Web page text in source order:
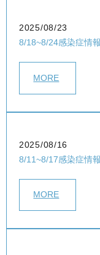
2025/08/23
8/18~8/24感染症情報
MORE
2025/08/16
8/11~8/17感染症情報
MORE